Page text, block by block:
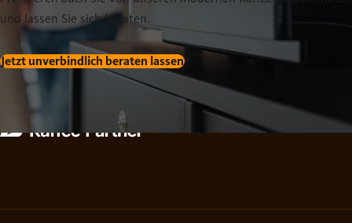
und lassen Sie sich beraten.
Jetzt unverbindlich beraten lassen